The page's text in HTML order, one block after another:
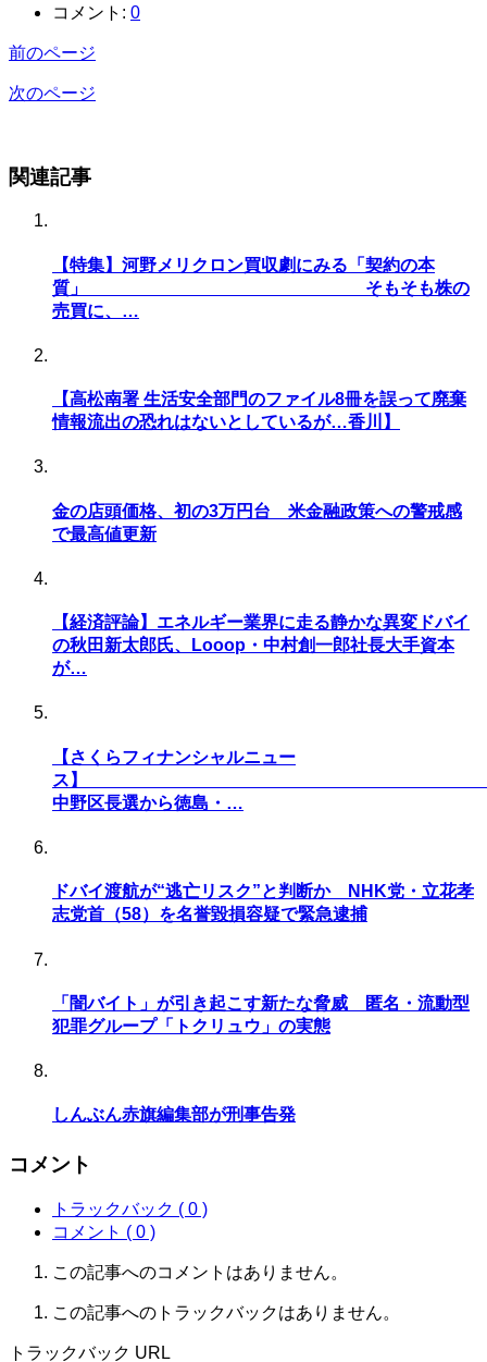
コメント: 0
前のページ
次のページ
関連記事
【特集】河野メリクロン買収劇にみる「契約の本
質」 そもそも株の
売買に、…
【高松南署 生活安全部門のファイル8冊を誤って廃棄
情報流出の恐れはないとしているが…香川】
金の店頭価格、初の3万円台 米金融政策への警戒感
で最高値更新
【経済評論】エネルギー業界に走る静かな異変ドバイ
の秋田新太郎氏、Looop・中村創一郎社長大手資本
が…
【さくらフィナンシャルニュー
ス
中野区長選から徳島・…
ドバイ渡航が“逃亡リスク”と判断か NHK党・立花孝
志党首（58）を名誉毀損容疑で緊急逮捕
「闇バイト」が引き起こす新たな脅威 匿名・流動型
犯罪グループ「トクリュウ」の実態
しんぶん赤旗編集部が刑事告発
コメント
トラックバック ( 0 )
コメント ( 0 )
この記事へのコメントはありません。
この記事へのトラックバックはありません。
トラックバック URL